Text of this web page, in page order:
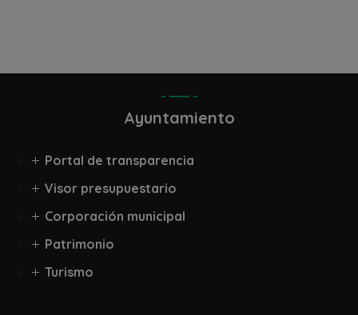
Ayuntamiento
Portal de transparencia
Visor presupuestario
Corporación municipal
Patrimonio
Turismo